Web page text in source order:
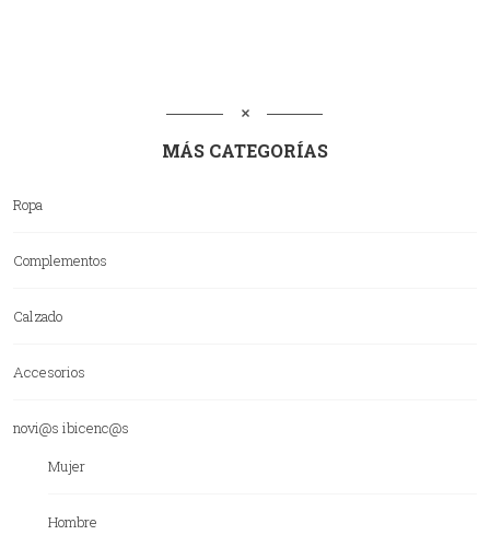
MÁS CATEGORÍAS
Ropa
Complementos
Calzado
Accesorios
novi@s ibicenc@s
Mujer
Hombre